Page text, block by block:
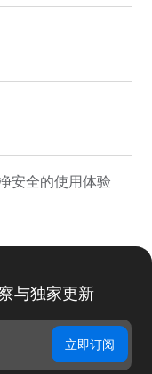
安全的使用体验
与独家更新
立即订阅